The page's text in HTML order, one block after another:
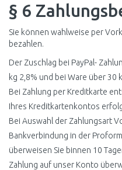
§ 6
Sie können wahlweise per
bezahlen.
Der Zuschlag bei PayPal-
kg 2,8% und bei Ware über 30
Bei Zahlung per Kreditkarte
Ihres Kreditkartenkontos
Bei Auswahl der Zahlungsart
Bankverbindung in der
überweisen Sie binnen 10
Zahlung auf unser Konto